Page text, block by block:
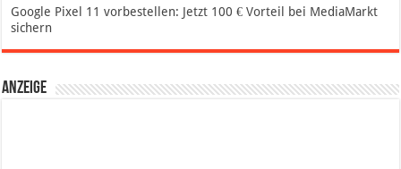
Google Pixel 11 vorbestellen: Jetzt 100 € Vorteil bei MediaMarkt
sichern
Anzeige